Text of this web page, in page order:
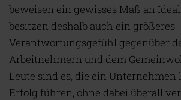
beweisen ein gewisses Maß an
besitzen deshalb auch ein größeres
Verantwortungsgefühl gegenüber
Arbeitnehmern und dem
Leute sind es, die ein
Erfolg führen, ohne dabei überall